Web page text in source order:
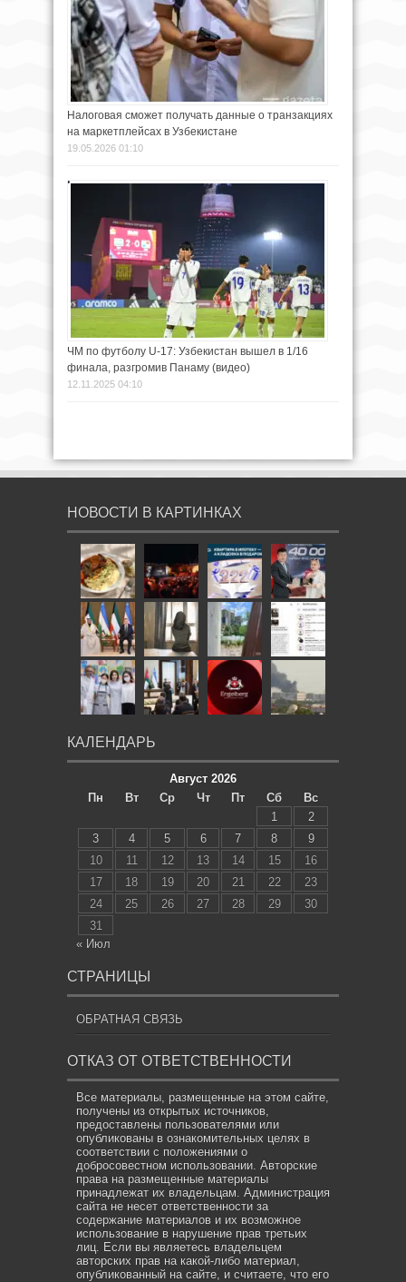
Налоговая сможет получать данные о транзакциях
на маркетплейсах в Узбекистане
19.05.2026 01:10
ЧМ по футболу U-17: Узбекистан вышел в 1/16
финала, разгромив Панаму (видео)
12.11.2025 04:10
НОВОСТИ В КАРТИНКАХ
КАЛЕНДАРЬ
Август 2026
Пн
Вт Ср Чт Пт Сб
Вс
1
2
3
4 5 6 7 8
9
10
11 12 13 14 15
16
17
18 19 20 21 22
23
24
25 26 27 28 29
30
31
« Июл
СТРАНИЦЫ
ОБРАТНАЯ СВЯЗЬ
ОТКАЗ ОТ ОТВЕТСТВЕННОСТИ
Все материалы, размещенные на этом сайте,
получены из открытых источников,
предоставлены пользователями или
опубликованы в ознакомительных целях в
соответствии с положениями о
добросовестном использовании. Авторские
права на размещенные материалы
принадлежат их владельцам. Администрация
сайта не несет ответственности за
содержание материалов и их возможное
использование в нарушение прав третьих
лиц. Если вы являетесь владельцем
авторских прав на какой-либо материал,
опубликованный на сайте, и считаете, что его